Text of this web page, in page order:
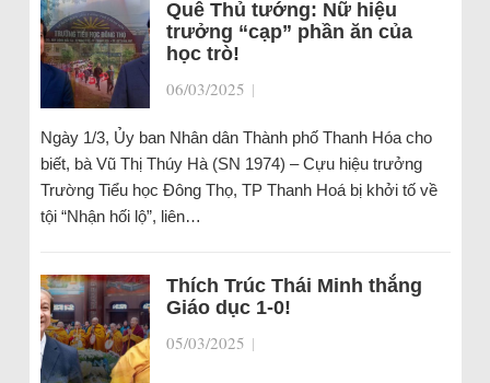
Quê Thủ tướng: Nữ hiệu
trưởng “cạp” phần ăn của
học trò!
06/03/2025 |
Ngày 1/3, Ủy ban Nhân dân Thành phố Thanh Hóa cho
biết, bà Vũ Thị Thúy Hà (SN 1974) – Cựu hiệu trưởng
Trường Tiểu học Đông Thọ, TP Thanh Hoá bị khởi tố về
tội “Nhận hối lộ”, liên…
Thích Trúc Thái Minh thắng
Giáo dục 1-0!
05/03/2025 |